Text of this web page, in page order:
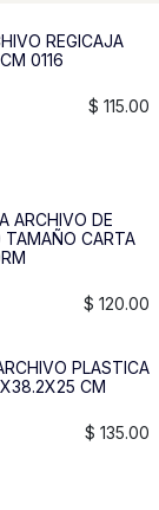
REGICAJA
0116
$115.00
ARCHIVO DE
TAMAÑO CARTA
$120.00
PLASTICA
CM
$135.00